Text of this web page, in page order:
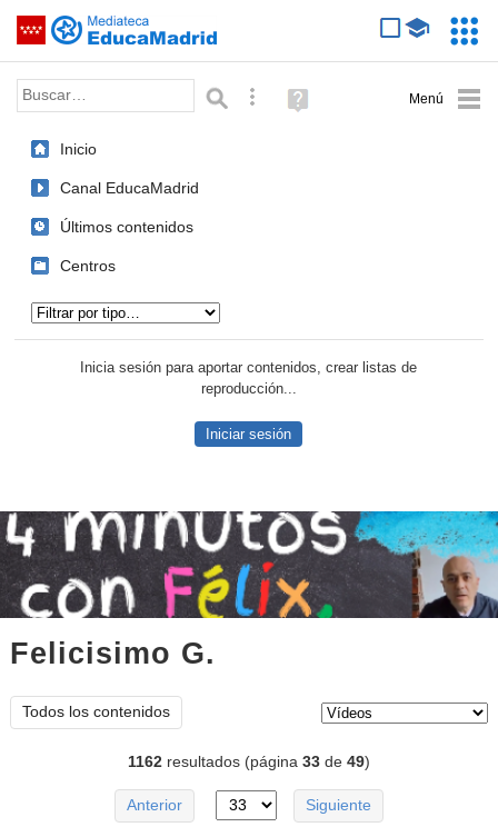
Saltar navegación
Palabra o frase: Búsqueda avanzada
Ayuda
(en
Inicio
Canal EducaMadrid
Últimos contenidos
Centros
Inicia sesión para aportar contenidos, crear listas de
reproducción...
Iniciar sesión
Felicisimo G.
Todos los contenidos
1162resultados (página 33de 49)
Anterior Siguiente